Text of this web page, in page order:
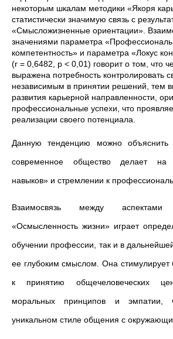
некоторым шкалам методики «Якоря
статистически значимую связь с
«Смысложизненные ориентации».
значениями параметра
компетентность» и параметра «Локус
(r = 0,6482, p < 0,01) говорит о том, что
выражена потребность контролировать
независимым в принятии решений, тем
развития карьерной направленности,
профессиональные успехи, что
реализации своего потенциала.
Данную тенденцию можно объяснить
современное общество делает на
навыков» и стремлении к
Взаимосвязь между
«Осмысленность жизни» играет
обучении профессии, так и в
ее глубоким смыслом. Она стимулирует
к принятию общечеловеческих
моральных принципов и эмпатии,
уникальном стиле общения с